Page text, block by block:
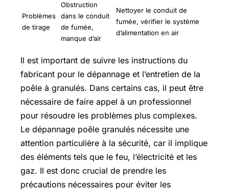
Problèmes
de tirage
Obstruction
dans le conduit
de fumée,
manque d’air
Nettoyer le conduit de
fumée, vérifier le système
d’alimentation en air
Il est important de suivre les instructions du
fabricant pour le dépannage et l’entretien de la
poêle à granulés. Dans certains cas, il peut être
nécessaire de faire appel à un professionnel
pour résoudre les problèmes plus complexes.
Le dépannage poêle granulés nécessite une
attention particulière à la sécurité, car il implique
des éléments tels que le feu, l’électricité et les
gaz. Il est donc crucial de prendre les
précautions nécessaires pour éviter les